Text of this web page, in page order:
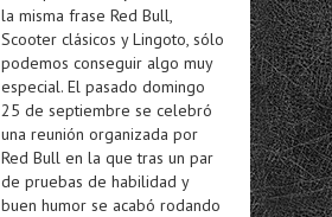
la misma frase Red Bull,
Scooter clásicos y Lingoto, sólo
podemos conseguir algo muy
especial. El pasado domingo
25 de septiembre se celebró
una reunión organizada por
Red Bull en la que tras un par
de pruebas de habilidad y
buen humor se acabó rodando